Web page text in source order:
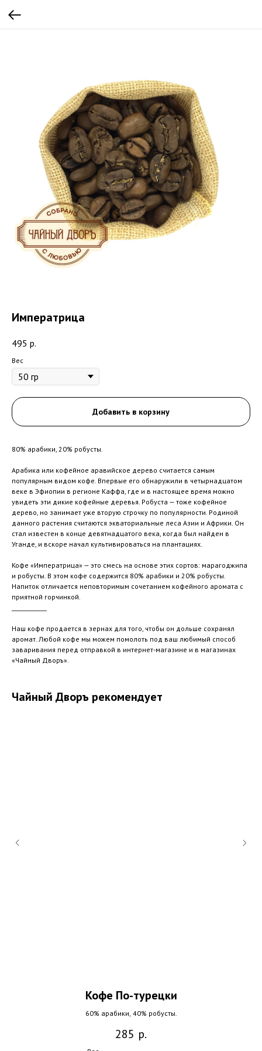
Императрица
495 р.
Вес
Добавить в корзину
80% арабики, 20% робусты.
Арабика или кофейное аравийское дерево считается самым
популярным видом кофе. Впервые его обнаружили в четырнадцатом
веке в Эфиопии в регионе Каффа, где и в настоящее время можно
увидеть эти дикие кофейные деревья. Робуста — тоже кофейное
дерево, но занимает уже вторую строчку по популярности. Родиной
данного растения считаются экваториальные леса Азии и Африки. Он
стал известен в конце девятнадцатого века, когда был найден в
Уганде, и вскоре начал культивироваться на плантациях.
Кофе «Императрица» — это смесь на основе этих сортов: марагоджипа
и робусты. В этом кофе содержится 80% арабики и 20% робусты.
Напиток отличается неповторимым сочетанием кофейного аромата с
приятной горчинкой.
Наш кофе продается в зернах для того, чтобы он дольше сохранял
аромат. Любой кофе мы можем помолоть под ваш любимый способ
заваривания перед отправкой в интернет-магазине и в магазинах
«Чайный Дворъ».
Чайный Дворъ рекомендует
Кофе По-турецки
60% арабики, 40% робусты.
285 р.